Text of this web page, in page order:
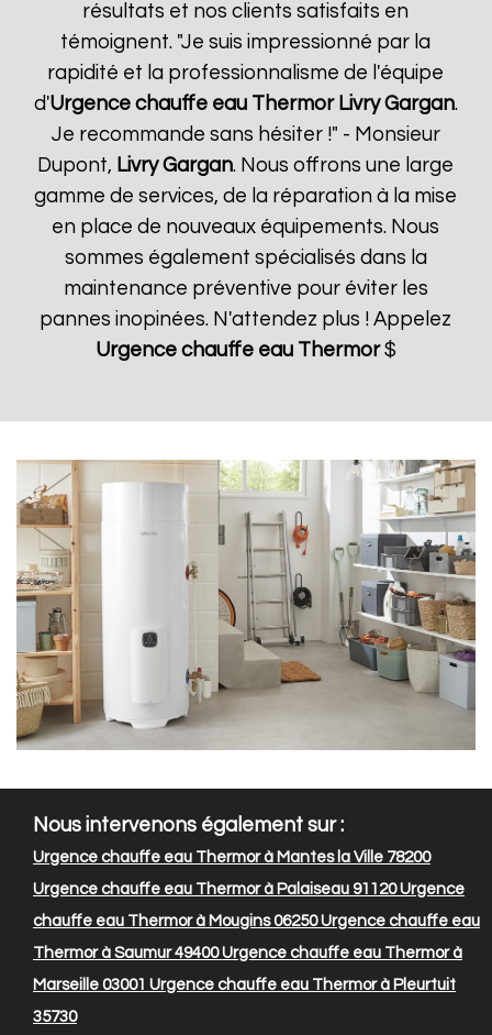
résultats et nos clients satisfaits en
témoignent. "Je suis impressionné par la
rapidité et la professionnalisme de l'équipe
d'Urgence chauffe eau Thermor Livry Gargan.
Je recommande sans hésiter !" - Monsieur
Dupont, Livry Gargan. Nous offrons une large
gamme de services, de la réparation à la mise
en place de nouveaux équipements. Nous
sommes également spécialisés dans la
maintenance préventive pour éviter les
pannes inopinées. N'attendez plus ! Appelez
Urgence chauffe eau Thermor$
Nous intervenons également sur :
Urgence chauffe eau Thermor à Mantes la Ville 78200
Urgence chauffe eau Thermor à Palaiseau 91120Urgence
chauffe eau Thermor à Mougins 06250Urgence chauffe eau
Thermor à Saumur 49400Urgence chauffe eau Thermor à
Marseille 03001 Urgence chauffe eau Thermor à Pleurtuit
35730